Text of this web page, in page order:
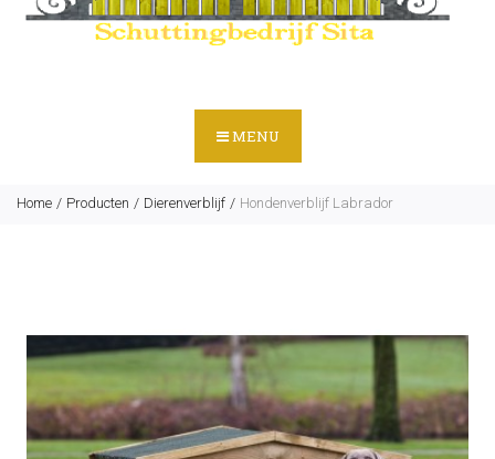
MENU
Home Producten Dierenverblijf Hondenverblijf Labrador